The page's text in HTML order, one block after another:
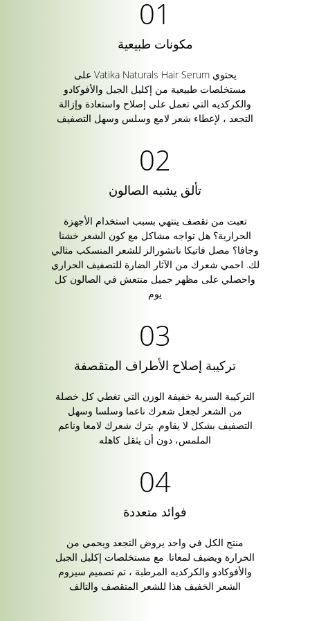
مكونات طبيعية
يحتوي Vatika Naturals Hair Serum على
مستخلصات طبيعية من إكليل الجبل والأفوكادو
والكركديه التي تعمل على إصلاح واستعادة وإزالة
التجعد ، لإعطاء شعر لامع وسلس وسهل التصفيف
تألق يشبه الصالون
تعبت من تقصف ينتهي بسبب استخدام الأجهزة
الحرارية؟ هل تواجه مشاكل مع كون الشعر خشنا
وجافا؟ مصل فاتيكا ناتشورالز للشعر المنسكب مثالي
لك. احمي شعرك من الآثار الضارة للتصفيف الحراري
واحصلي على مظهر جميل منتعش في الصالون كل
يوم
تركيبة إصلاح الأطراف المتقصفة
التركيبة السرية خفيفة الوزن التي تغطي كل خصلة
من الشعر لجعل شعرك ناعما وسلسا وسهل
التصفيف بشكل لا يقاوم. يترك شعرك لامعا وناعم
الملمس، دون أن يثقل كاهله
فوائد متعددة
منتج الكل في واحد يروض التجعد ويحمي من
الحرارة ويضيف لمعانا. مع مستخلصات إكليل الجبل
والأفوكادو والكركديه المرطبة ، تم تصميم سيروم
الشعر الخفيف هذا للشعر المتقصف والتالف